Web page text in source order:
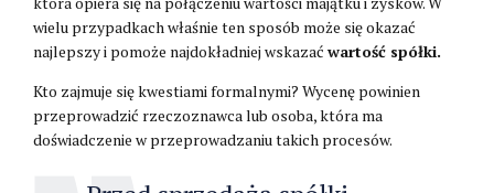
wielu przypadkach właśnie ten sposób może się okazać
najlepszy i pomoże najdokładniej wskazać wartość spółki.
Kto zajmuje się kwestiami formalnymi? Wycenę powinien
przeprowadzić rzeczoznawca lub osoba, która ma
doświadczenie w przeprowadzaniu takich procesów.